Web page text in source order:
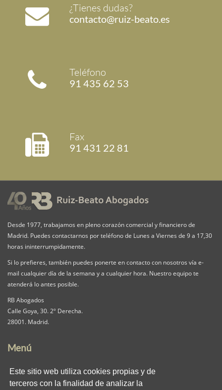
Este sitio web utiliza cookies propias y de
terceros con la finalidad de analizar la
¿Tienes dudas?
contacto@ruiz-beato.es
Teléfono
91 435 62 53
Fax
91 431 22 81
Desde 1977, trabajamos en pleno corazón comercial y financiero de
Madrid. Puedes contactarnos por teléfono de Lunes a Viernes de 9 a 17,30
horas ininterrumpidamente.
Si lo prefieres, también puedes ponerte en contacto con nosotros vía e-
mail cualquier día de la semana y a cualquier hora. Nuestro equipo te
atenderá lo antes posible.
RB Abogados
Calle Goya, 30. 2º Derecha.
28001. Madrid.
Menú
Nuestra Firma Servicios
Pack iguala
Contacta
Clientes